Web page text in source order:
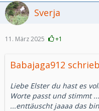
Sverja
11. März 2025 +1
Babajaga912
Liebe Elster du hast es
Worte passt und stimmt
...enttäuscht jaaaa das